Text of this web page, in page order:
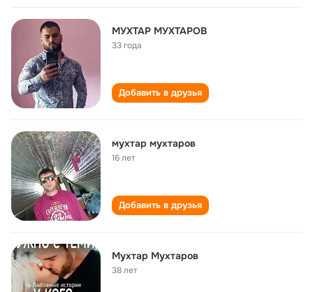
МУХТАР МУХТАРОВ
33 года
Добавить в друзья
мухтар мухтаров
16 лет
Добавить в друзья
Мухтар Мухтаров
38 лет